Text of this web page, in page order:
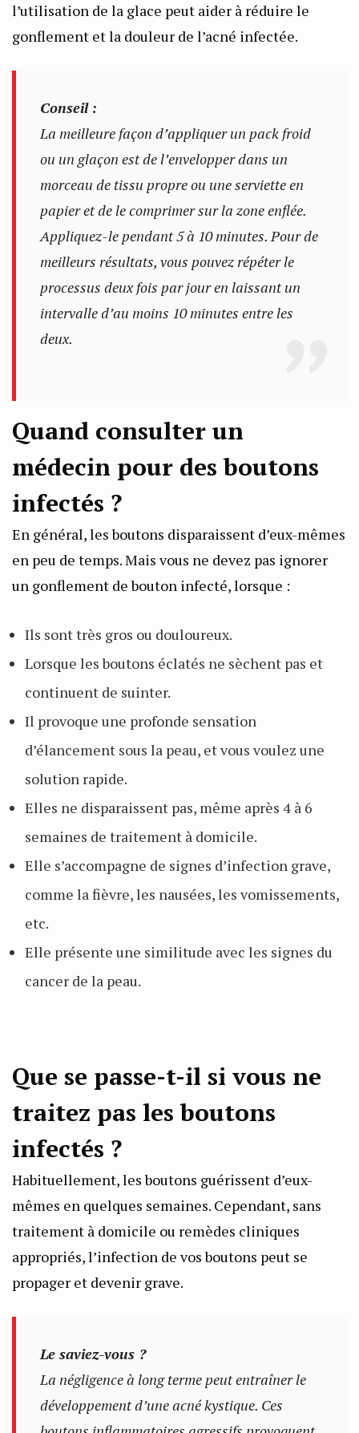
l’utilisation de la glace peut aider à réduire le
gonflement et la douleur de l’acné infectée.
Conseil :
La meilleure façon d’appliquer un pack froid
ou un glaçon est de l’envelopper dans un
morceau de tissu propre ou une serviette en
papier et de le comprimer sur la zone enflée.
Appliquez-le pendant 5 à 10 minutes. Pour de
meilleurs résultats, vous pouvez répéter le
processus deux fois par jour en laissant un
intervalle d’au moins 10 minutes entre les
deux.
Quand consulter un
médecin pour des boutons
infectés ?
En général, les boutons disparaissent d’eux-mêmes
en peu de temps. Mais vous ne devez pas ignorer
un gonflement de bouton infecté, lorsque :
Ils sont très gros ou douloureux.
Lorsque les boutons éclatés ne sèchent pas et
continuent de suinter.
Il provoque une profonde sensation
d’élancement sous la peau, et vous voulez une
solution rapide.
Elles ne disparaissent pas, même après 4 à 6
semaines de traitement à domicile.
Elle s’accompagne de signes d’infection grave,
comme la fièvre, les nausées, les vomissements,
etc.
Elle présente une similitude avec les signes du
cancer de la peau.
Que se passe-t-il si vous ne
traitez pas les boutons
infectés ?
Habituellement, les boutons guérissent d’eux-
mêmes en quelques semaines. Cependant, sans
traitement à domicile ou remèdes cliniques
appropriés, l’infection de vos boutons peut se
propager et devenir grave.
Le saviez-vous ?
La négligence à long terme peut entraîner le
développement d’une acné kystique. Ces